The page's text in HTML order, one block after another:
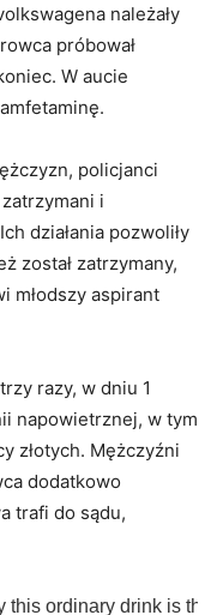
należały
próbował
W aucie
policjanci
i
działania pozwoliły
został zatrzymany,
młodszy aspirant
razy, w dniu 1
napowietrznej, w tym
złotych. Mężczyźni
dodatkowo
trafi do sądu,